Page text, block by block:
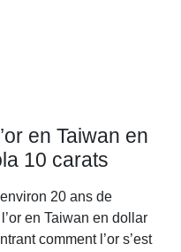
en Taiwan en
10 carats
20 ans de
en Taiwan en dollar
comment l’or s’est